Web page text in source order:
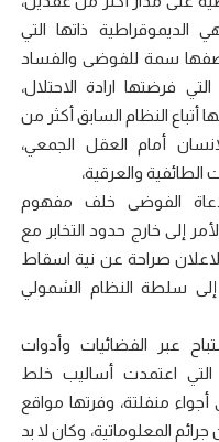
الديموقراطية ذاتها التي
سمة للفوضى والفساد
فرضتها ارادة الاحتلال،
أتباع النظام السابق أكثر من
أمام العقل الجمعي،
الطائفية والعرقية،
الفوضى خلف مفهوم
إلى خارج حدود التخابر مع
الاعلان صراحة عن نية اسقاط
إلى سلطة النظام الشمولي
عبر الفضائيات وأدوات
التي اعتمدت أساليب خلط
منفلتة، وفرتها مواقع
المعلوماتية، وكان لا بد